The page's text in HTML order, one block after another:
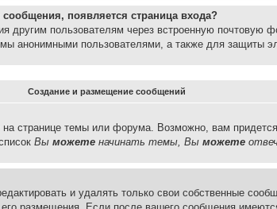
появляется страница входа?
другим пользователям через встроенную
анонимными пользователями, а также для защиты
Создание и размещение сообщений
странице темы или форума. Возможно, вам придется
Вы можете начинать темы, Вы можете
и удалять только свои собственные